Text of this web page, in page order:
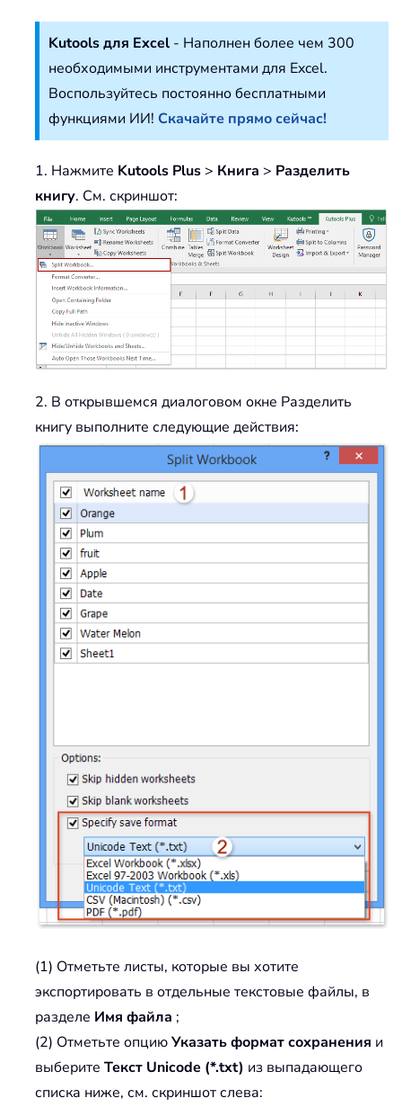
Kutools для Excel - Наполнен более чем 300
необходимыми инструментами для Excel.
Воспользуйтесь постоянно бесплатными
функциями ИИ! Скачайте прямо сейчас!
1. Нажмите Kutools Plus > Книга > Разделить
книгу. См. скриншот:
2. В открывшемся диалоговом окне Разделить
книгу выполните следующие действия:
(1) Отметьте листы, которые вы хотите
экспортировать в отдельные текстовые файлы, в
разделе Имя файла ;
(2) Отметьте опциюУказать формат сохранения и
выберите Текст Unicode (*.txt) из выпадающего
списка ниже, см. скриншот слева: